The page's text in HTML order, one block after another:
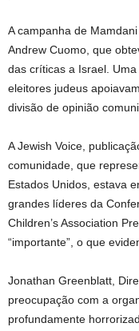
A campanha de
Andrew Cuomo, que
das críticas a Israel.
eleitores judeus
divisão de opinião
A Jewish Voice,
comunidade, que
Estados Unidos, estava
grandes líderes da
Children’s Association
“importante”, o que
Jonathan Greenblatt,
preocupação com a
profundamente